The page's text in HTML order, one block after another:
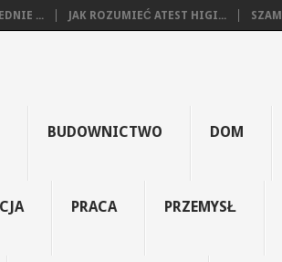
... JAK ROZUMIEĆ ATEST HIGI...
BUDOWNICTWO DOM
PRACA PRZEMYSŁ